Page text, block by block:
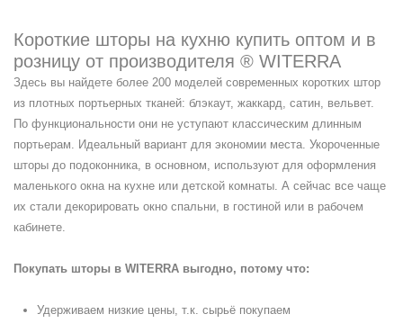
Короткие шторы на кухню купить оптом и в
розницу от производителя ® WITERRA
Здесь вы найдете более 200 моделей современных коротких штор
из плотных портьерных тканей: блэкаут, жаккард, сатин, вельвет.
По функциональности они не уступают классическим длинным
портьерам. Идеальный вариант для экономии места. Укороченные
шторы до подоконника, в основном, используют для оформления
маленького окна на кухне или детской комнаты. А сейчас все чаще
их стали декорировать окно спальни, в гостиной или в рабочем
кабинете.
Покупать шторы в WITERRA выгодно, потому что:
Удерживаем низкие цены, т.к. сырьё покупаем